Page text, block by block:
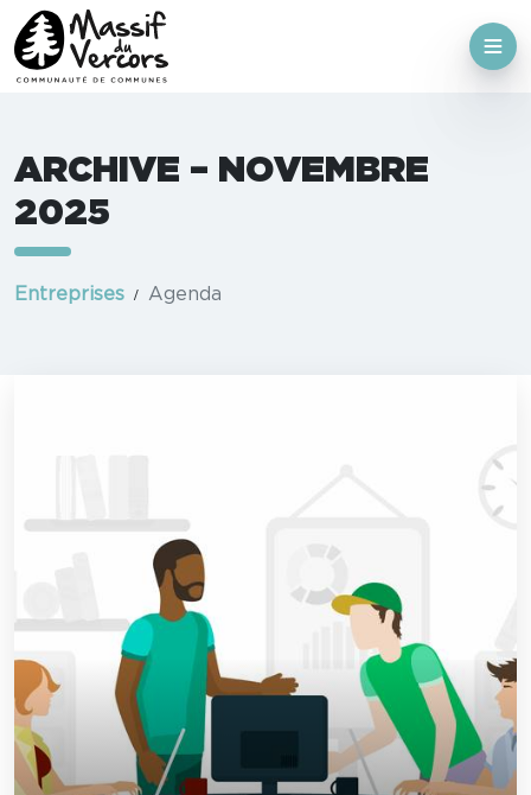
ARCHIVE – NOVEMBRE
2025
Entreprises Agenda